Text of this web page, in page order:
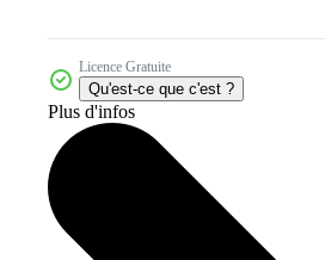
Licence Gratuite
Qu'est-ce que c'est ?
Plus d'infos